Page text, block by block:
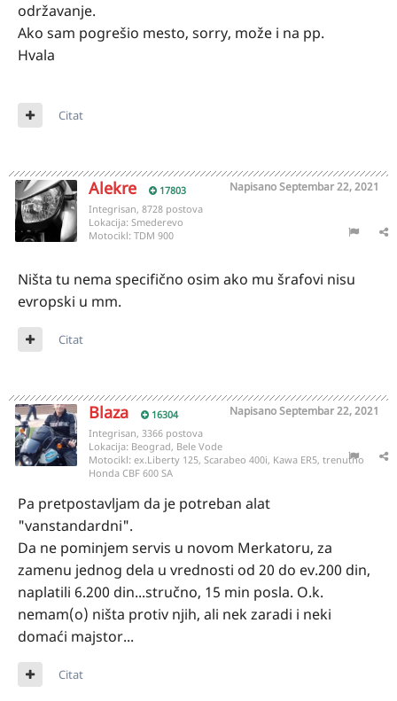
održavanje.
Ako sam pogrešio mesto, sorry, može i na pp.
Hvala
Citat
Alekre 17803 NapisanoSeptembar 22, 2021
Integrisan, 8728 postova
Lokacija: Smederevo
Motocikl: TDM 900
Ništa tu nema specifično osim ako mu šrafovi nisu
evropski u mm.
Citat
Blaza 16304 NapisanoSeptembar 22, 2021
Integrisan, 3366 postova
Lokacija: Beograd, Bele Vode
Motocikl: ex.Liberty 125, Scarabeo 400i, Kawa ER5, trenutno
Honda CBF 600 SA
Pa pretpostavljam da je potreban alat
"vanstandardni".
Da ne pominjem servis u novom Merkatoru, za
zamenu jednog dela u vrednosti od 20 do ev.200 din,
naplatili 6.200 din...stručno, 15 min posla. O.k.
nemam(o) ništa protiv njih, ali nek zaradi i neki
domaći majstor...
Citat